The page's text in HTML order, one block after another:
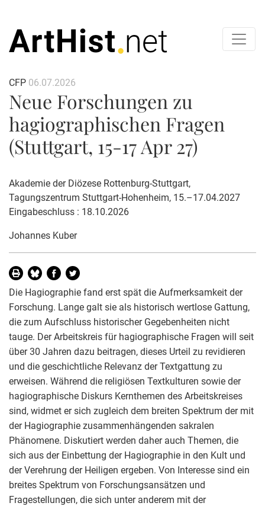
CFP 06.07.2026
Neue Forschungen zu
hagiographischen Fragen
(Stuttgart, 15-17 Apr 27)
Akademie der Diözese Rottenburg-Stuttgart,
Tagungszentrum Stuttgart-Hohenheim, 15.–17.04.2027
Eingabeschluss : 18.10.2026
Johannes Kuber
Die Hagiographie fand erst spät die Aufmerksamkeit der
Forschung. Lange galt sie als historisch wertlose Gattung,
die zum Aufschluss historischer Gegebenheiten nicht
tauge. Der Arbeitskreis für hagiographische Fragen will seit
über 30 Jahren dazu beitragen, dieses Urteil zu revidieren
und die geschichtliche Relevanz der Textgattung zu
erweisen. Während die religiösen Textkulturen sowie der
hagiographische Diskurs Kernthemen des Arbeitskreises
sind, widmet er sich zugleich dem breiten Spektrum der mit
der Hagiographie zusammenhängenden sakralen
Phänomene. Diskutiert werden daher auch Themen, die
sich aus der Einbettung der Hagiographie in den Kult und
der Verehrung der Heiligen ergeben. Von Interesse sind ein
breites Spektrum von Forschungsansätzen und
Fragestellungen, die sich unter anderem mit der